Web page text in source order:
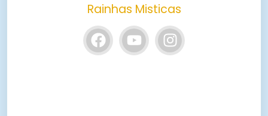
Rainhas Misticas